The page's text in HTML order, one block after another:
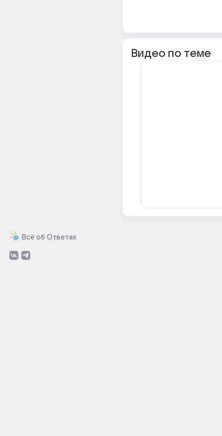
Всё об Ответах
Видео по теме